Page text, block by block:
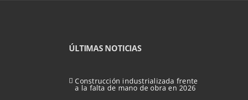
ÚLTIMAS NOTICIAS
Construcción industrializada frente
a la falta de mano de obra en 2026